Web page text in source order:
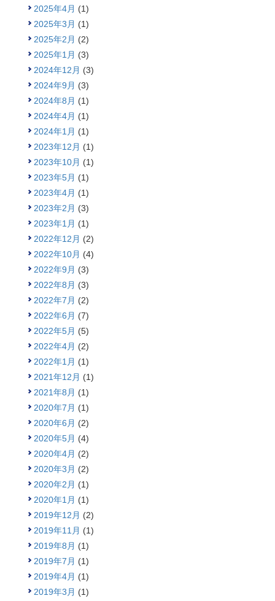
2025年4月 (1)
2025年3月 (1)
2025年2月 (2)
2025年1月 (3)
2024年12月 (3)
2024年9月 (3)
2024年8月 (1)
2024年4月 (1)
2024年1月 (1)
2023年12月 (1)
2023年10月 (1)
2023年5月 (1)
2023年4月 (1)
2023年2月 (3)
2023年1月 (1)
2022年12月 (2)
2022年10月 (4)
2022年9月 (3)
2022年8月 (3)
2022年7月 (2)
2022年6月 (7)
2022年5月 (5)
2022年4月 (2)
2022年1月 (1)
2021年12月 (1)
2021年8月 (1)
2020年7月 (1)
2020年6月 (2)
2020年5月 (4)
2020年4月 (2)
2020年3月 (2)
2020年2月 (1)
2020年1月 (1)
2019年12月 (2)
2019年11月 (1)
2019年8月 (1)
2019年7月 (1)
2019年4月 (1)
2019年3月 (1)